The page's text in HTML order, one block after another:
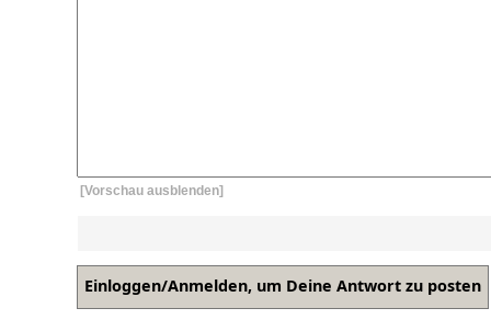
[Vorschau ausblenden]